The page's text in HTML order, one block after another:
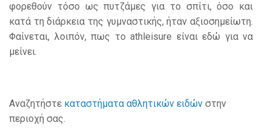
φορεθούν τόσο ως πυτζάμες για το σπίτι, όσο και
κατά τη διάρκεια της γυμναστικής, ήταν αξιοσημείωτη.
Φαίνεται, λοιπόν, πως το athleisure είναι εδώ για να
μείνει.
Αναζητήστε καταστήματα αθλητικών ειδών στην
περιοχή σας.